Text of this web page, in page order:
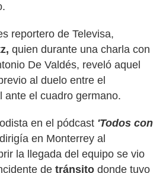
reportero de Televisa,
quien durante una charla con
De Valdés, reveló aquel
al duelo entre el
ante el cuadro germano.
en el pódcast 'Todos con
en Monterrey al
la llegada del equipo se vio
de tránsito donde tuvo